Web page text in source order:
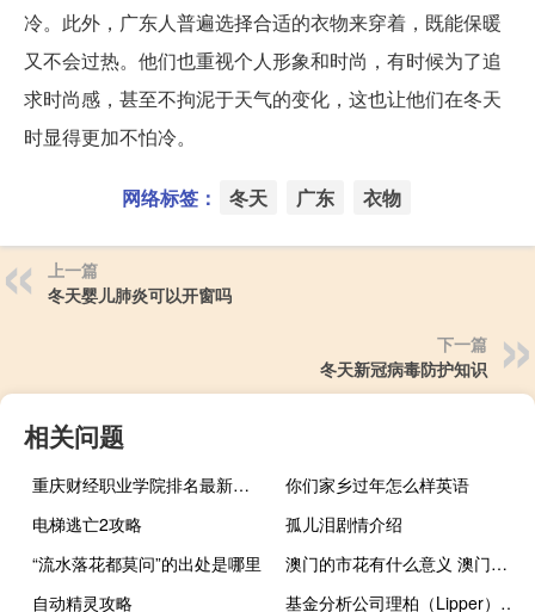
冷。此外，广东人普遍选择合适的衣物来穿着，既能保暖
又不会过热。他们也重视个人形象和时尚，有时候为了追
求时尚感，甚至不拘泥于天气的变化，这也让他们在冬天
时显得更加不怕冷。
网络标签： 冬天 广东 衣物
上一篇
冬天婴儿肺炎可以开窗吗
下一篇
冬天新冠病毒防护知识
相关问题
重庆财经职业学院排名最新排名
你们家乡过年怎么样英语
电梯逃亡2攻略
孤儿泪剧情介绍
“流水落花都莫问”的出处是哪里
澳门的市花有什么意义 澳门的市花是什么
自动精灵攻略
基金分析公司理柏（Lipper）：最近一周美国市政债券基金的资金流出2.64亿美元